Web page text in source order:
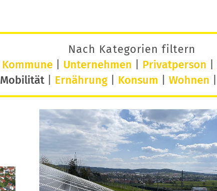
Nach Kategorien filtern
Kommune| Unternehmen Privatperson
Mobilität Ernährung Konsum Wohnen